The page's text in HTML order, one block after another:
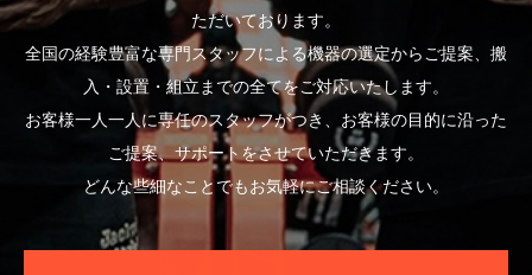
ただいております。
全国の経験豊富な専門スタッフによる機器の選定からご提案、搬
入・設置・組立までの全てをご対応いたします。
お客様一人一人に専任のスタッフがつき、お客様の目的に沿った
ご提案、サポートをさせていただきます。
どんな些細なことでもお気軽にご相談ください。